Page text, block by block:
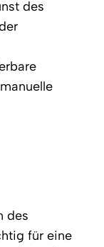
des
des
für eine